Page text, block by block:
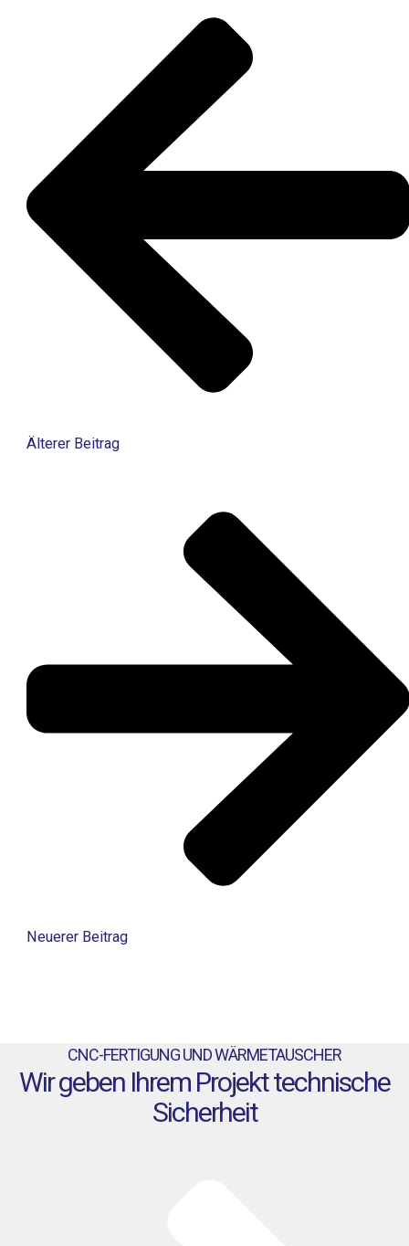
Älterer Beitrag
Neuerer Beitrag
CNC-FERTIGUNG UND WÄRMETAUSCHER
Wir geben Ihrem Projekt technische
Sicherheit